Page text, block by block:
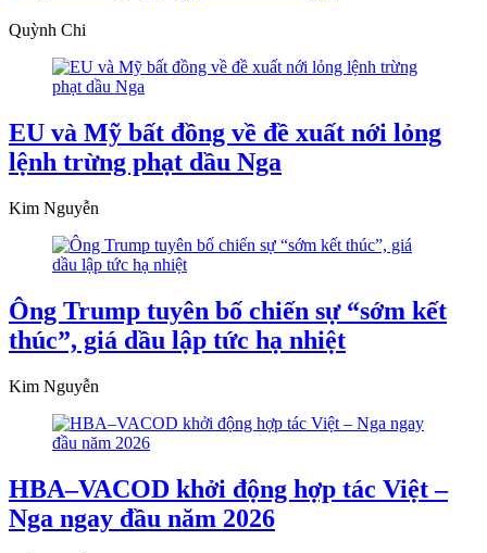
Quỳnh Chi
EU và Mỹ bất đồng về đề xuất nới lỏng
lệnh trừng phạt dầu Nga
Kim Nguyễn
Ông Trump tuyên bố chiến sự “sớm kết
thúc”, giá dầu lập tức hạ nhiệt
Kim Nguyễn
HBA–VACOD khởi động hợp tác Việt –
Nga ngay đầu năm 2026